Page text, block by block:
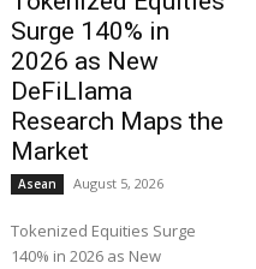
Surge 140% in
2026 as New
DeFiLlama
Research Maps the
Market
Asean August 5, 2026
Tokenized Equities Surge
140% in 2026 as New